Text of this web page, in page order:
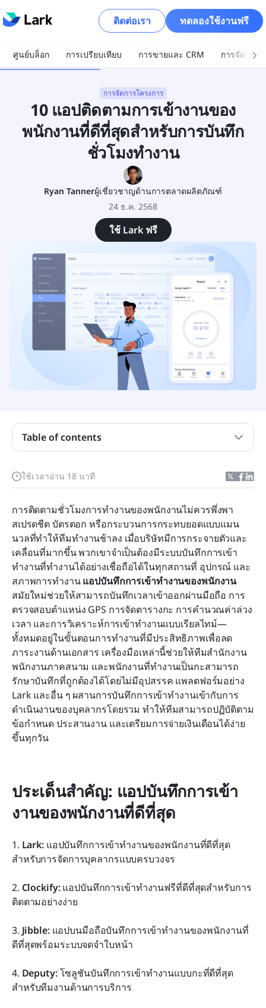
ติดต่อเรา ทดลองใช้งานฟรี
ศูนย์บล็อก การเปรียบเทียบ การขายและ CRM การจัดการ
การจัดการโครงการ
10 แอปติดตามการเข้างานของ
พนักงานที่ดีที่สุดสำหรับการบันทึก
ชั่วโมงทำงาน
Ryan Tannerผู้เชี่ยวชาญด้านการตลาดผลิตภัณฑ์
24 ธ.ค. 2568
ใช้ Lark ฟรี
ใช้เวลาอ่าน 18 นาที
การติดตามชั่วโมงการทำงานของพนักงานไม่ควรพึ่งพา
สเปรดชีต บัตรตอก หรือกระบวนการกระทบยอดแบบแมน
นวลที่ทำให้ทีมทำงานช้าลง เมื่อบริษัทมีการกระจายตัวและ
เคลื่อนที่มากขึ้น พวกเขาจำเป็นต้องมีระบบบันทึกการเข้า
ทำงานที่ทำงานได้อย่างเชื่อถือได้ในทุกสถานที่ อุปกรณ์ และ
สภาพการทำงาน แอปบันทึกการเข้าทำงานของพนักงาน
สมัยใหม่ช่วยให้สามารถบันทึกเวลาเข้าออกผ่านมือถือ การ
ตรวจสอบตำแหน่ง GPS การจัดตารางกะ การคำนวณค่าล่วง
เวลา และการวิเคราะห์การเข้าทำงานแบบเรียลไทม์—
ทั้งหมดอยู่ในขั้นตอนการทำงานที่มีประสิทธิภาพเพื่อลด
ภาระงานด้านเอกสาร เครื่องมือเหล่านี้ช่วยให้ทีมสำนักงาน
พนักงานภาคสนาม และพนักงานที่ทำงานเป็นกะสามารถ
รักษาบันทึกที่ถูกต้องได้โดยไม่มีอุปสรรค แพลตฟอร์มอย่าง
Lark และอื่น ๆ ผสานการบันทึกการเข้าทำงานเข้ากับการ
ดำเนินงานของบุคลากรโดยรวม ทำให้ทีมสามารถปฏิบัติตาม
ข้อกำหนด ประสานงาน และเตรียมการจ่ายเงินเดือนได้ง่าย
ขึ้นทุกวัน
ประเด็นสำคัญ: แอปบันทึกการเข้า
งานของพนักงานที่ดีที่สุด
1. Lark: แอปบันทึกการเข้าทำงานของพนักงานที่ดีที่สุด
สำหรับการจัดการบุคลากรแบบครบวงจร
2. Clockify: แอปบันทึกการเข้าทำงานฟรีที่ดีที่สุดสำหรับการ
ติดตามอย่างง่าย
3. Jibble: แอปบนมือถือบันทึกการเข้าทำงานของพนักงานที่
ดีที่สุดพร้อมระบบจดจำใบหน้า
4. Deputy: โซลูชันบันทึกการเข้าทำงานแบบกะที่ดีที่สุด
สำหรับทีมงานด้านการบริการ
Table of contents
ภาพรวมของแอปการบันทึกการเข้าทำงานของ
พนักงาน
แอปบันทึกการเข้าทำงานของพนักงานคืออะไร?
พนักงาน
10 แอปบันทึกการเข้าทำงานของพนักงานที่ดีที่สุด
สำหรับทีมสมัยใหม่
วิธีเปิดตัวแอปเช็กชื่อให้ประสบความสำเร็จ
เทรนด์ใหม่: ทำไมธุรกิจจึงหันมาใช้การติดตามการ
เข้างานผ่านมือถือ
คำถามที่พบบ่อย
การอ่านที่เกี่ยวข้อง